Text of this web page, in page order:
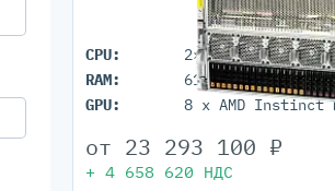
DELL G17
DELL G16
DELL G15
DELL G14
CPU:
RAM:
6144GB (DDR5 ECC
GPU:
8 x AMD Instinct
от 23 293 100 ₽
+ 4 658 620 НДС